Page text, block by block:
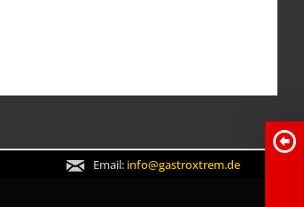
Email: info@gastroxtrem.de